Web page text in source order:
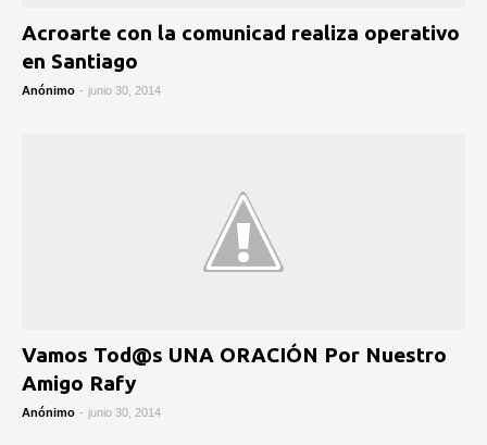
Acroarte con la comunicad realiza operativo
en Santiago
Anónimo - junio 30, 2014
Vamos Tod@s UNA ORACIÓN Por Nuestro
Amigo Rafy
Anónimo - junio 30, 2014